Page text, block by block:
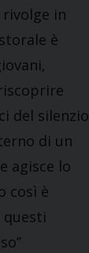
rivolge in
è
del silenzio
di un
agisce lo
così è